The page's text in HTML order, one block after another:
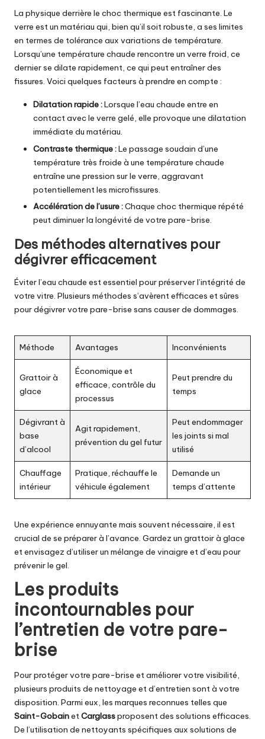
La physique derrière le choc thermique est fascinante. Le
verre est un matériau qui, bien qu’il soit robuste, a ses limites
en termes de tolérance aux variations de température.
Lorsqu’une température chaude rencontre un verre froid, ce
dernier se dilate rapidement, ce qui peut entraîner des
fissures. Voici quelques facteurs à prendre en compte :
Dilatation rapide :Lorsque l’eau chaude entre en
contact avec le verre gelé, elle provoque une dilatation
immédiate du matériau.
Contraste thermique :Le passage soudain d’une
température très froide à une température chaude
entraîne une pression sur le verre, aggravant
potentiellement les microfissures.
Accélération de l’usure :Chaque choc thermique répété
peut diminuer la longévité de votre pare-brise.
Des méthodes alternatives pour
dégivrer efficacement
Éviter l’eau chaude est essentiel pour préserver l’intégrité de
votre vitre. Plusieurs méthodes s’avèrent efficaces et sûres
pour dégivrer votre pare-brise sans causer de dommages.
Méthode Avantages Inconvénients
Grattoir à
glace
Économique et
efficace, contrôle du
processus
Peut prendre du
temps
Dégivrant à
base
d’alcool
Agit rapidement,
prévention du gel futur
Peut endommager
les joints si mal
utilisé
Chauffage
intérieur
Pratique, réchauffe le
véhicule également
Demande un
temps d’attente
Une expérience ennuyante mais souvent nécessaire, il est
crucial de se préparer à l’avance. Gardez un grattoir à glace
et envisagez d’utiliser un mélange de vinaigre et d’eau pour
prévenir le gel.
Les produits
incontournables pour
l’entretien de votre pare-
brise
Pour protéger votre pare-brise et améliorer votre visibilité,
plusieurs produits de nettoyage et d’entretien sont à votre
disposition. Parmi eux, les marques reconnues telles que
Saint-GobainetCarglassproposent des solutions efficaces.
De l’utilisation de nettoyants spécifiques aux solutions de